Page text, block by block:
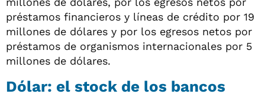
préstamos financieros y líneas de crédito por 19
millones de dólares y por los egresos netos por
préstamos de organismos internacionales por 5
millones de dólares.
Dólar: el stock de los bancos